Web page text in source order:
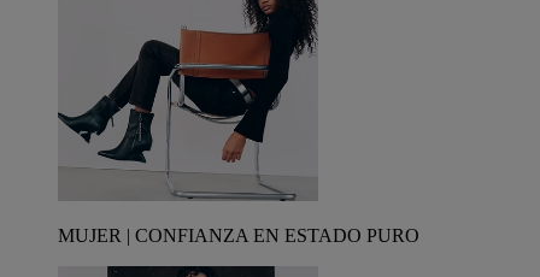
MUJER | CONFIANZA EN ESTADO PURO